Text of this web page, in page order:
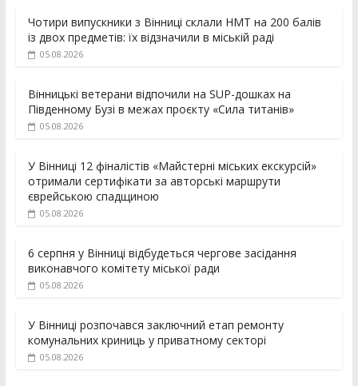
Чотири випускники з Вінниці склали НМТ на 200 балів
із двох предметів: їх відзначили в міській раді
05.08.2026
Вінницькі ветерани відпочили на SUP-дошках на
Південному Бузі в межах проєкту «Сила титанів»
05.08.2026
У Вінниці 12 фіналістів «Майстерні міських екскурсій»
отримали сертифікати за авторські маршрути
єврейською спадщиною
05.08.2026
6 серпня у Вінниці відбудеться чергове засідання
виконавчого комітету міської ради
05.08.2026
У Вінниці розпочався заключний етап ремонту
комунальних криниць у приватному секторі
05.08.2026